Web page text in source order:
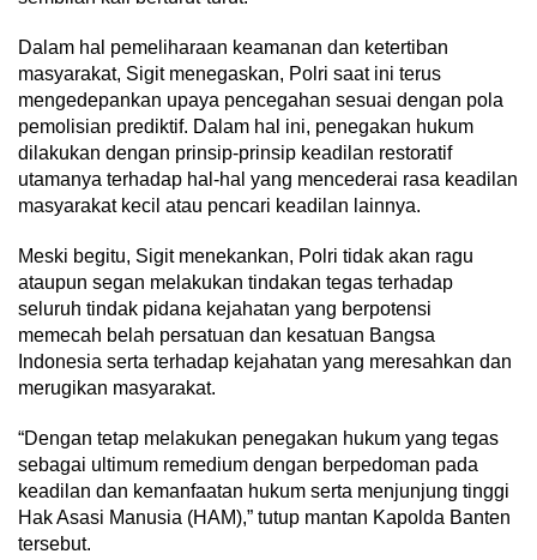
Dalam hal pemeliharaan keamanan dan ketertiban
masyarakat, Sigit menegaskan, Polri saat ini terus
mengedepankan upaya pencegahan sesuai dengan pola
pemolisian prediktif. Dalam hal ini, penegakan hukum
dilakukan dengan prinsip-prinsip keadilan restoratif
utamanya terhadap hal-hal yang mencederai rasa keadilan
masyarakat kecil atau pencari keadilan lainnya.
Meski begitu, Sigit menekankan, Polri tidak akan ragu
ataupun segan melakukan tindakan tegas terhadap
seluruh tindak pidana kejahatan yang berpotensi
memecah belah persatuan dan kesatuan Bangsa
Indonesia serta terhadap kejahatan yang meresahkan dan
merugikan masyarakat.
“Dengan tetap melakukan penegakan hukum yang tegas
sebagai ultimum remedium dengan berpedoman pada
keadilan dan kemanfaatan hukum serta menjunjung tinggi
Hak Asasi Manusia (HAM),” tutup mantan Kapolda Banten
tersebut.